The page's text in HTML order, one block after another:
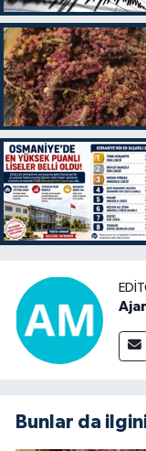
Bunlar da